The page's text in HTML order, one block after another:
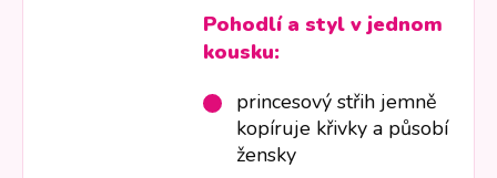
Pohodlí a styl v jednom
kousku:
princesový střih jemně
kopíruje křivky a působí
žensky